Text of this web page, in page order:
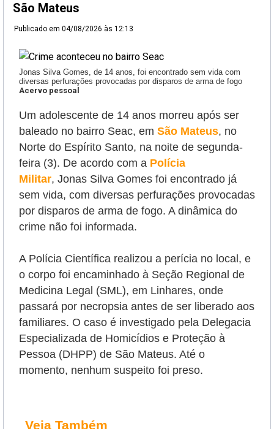
São Mateus
Publicado em 04/08/2026 às 12:13
Jonas Silva Gomes, de 14 anos, foi encontrado sem vida com
diversas perfurações provocadas por disparos de arma de fogo
Acervo pessoal
Um adolescente de 14 anos morreu após ser
baleado no bairro Seac, em São Mateus, no
Norte do Espírito Santo, na noite de segunda-
feira (3). De acordo com a Polícia
Militar, Jonas Silva Gomes foi encontrado já
sem vida, com diversas perfurações provocadas
por disparos de arma de fogo. A dinâmica do
crime não foi informada.
A Polícia Científica realizou a perícia no local, e
o corpo foi encaminhado à Seção Regional de
Medicina Legal (SML), em Linhares, onde
passará por necropsia antes de ser liberado aos
familiares. O caso é investigado pela Delegacia
Especializada de Homicídios e Proteção à
Pessoa (DHPP) de São Mateus. Até o
momento, nenhum suspeito foi preso.
Veja Também